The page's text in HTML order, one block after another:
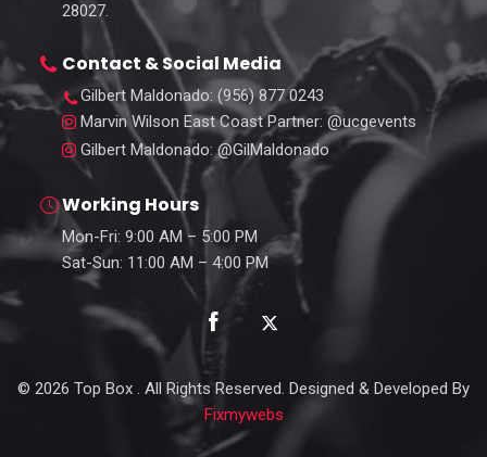
28027.
Contact & Social Media
Gilbert Maldonado: (956) 877 0243
Marvin Wilson East Coast Partner: @ucgevents
Gilbert Maldonado: @GilMaldonado
Working Hours
Mon-Fri: 9:00 AM – 5:00 PM
Sat-Sun: 11:00 AM – 4:00 PM
© 2026 Top Box . All Rights Reserved. Designed & Developed By
Fixmywebs